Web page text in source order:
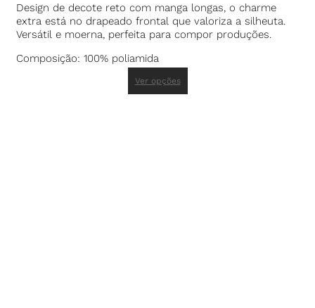
Design de decote reto com manga longas, o charme
extra está no drapeado frontal que valoriza a silheuta.
Versátil e moerna, perfeita para compor produções.
Composição: 100% poliamida
Ver opções